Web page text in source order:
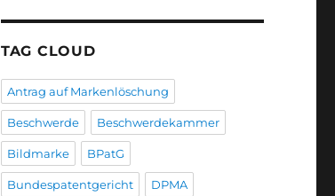
TAG CLOUD
Antrag auf Markenlöschung
Beschwerde Beschwerdekammer
Bildmarke BPatG
Bundespatentgericht DPMA